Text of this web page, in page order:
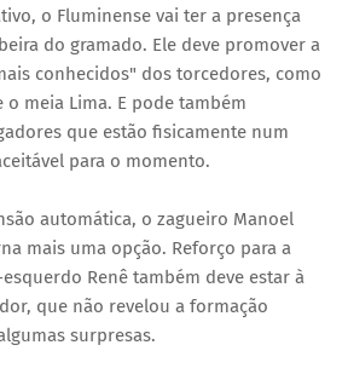
o Fluminense vai ter a presença
do gramado. Ele deve promover a
conhecidos" dos torcedores, como
meia Lima. E pode também
que estão fisicamente num
para o momento.
automática, o zagueiro Manoel
mais uma opção. Reforço para a
Renê também deve estar à
que não revelou a formação
surpresas.